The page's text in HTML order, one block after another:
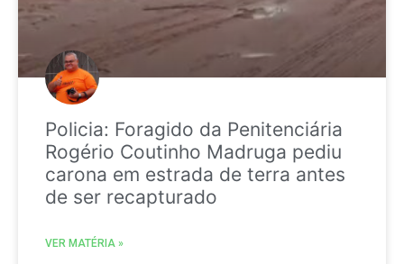
Policia: Foragido da Penitenciária
Rogério Coutinho Madruga pediu
carona em estrada de terra antes
de ser recapturado
VER MATÉRIA »